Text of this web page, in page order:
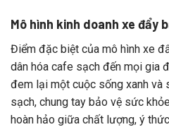
Mô hình kinh doanh xe đẩy
Điểm đặc biệt của mô hình xe
dân hóa cafe sạch đến mọi gia
đem lại một cuộc sống xanh và
sạch, chung tay bảo vệ sức
hoàn hảo giữa chất lượng, ý